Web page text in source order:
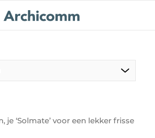
be-FR
je ‘Solmate’ voor een lekker frisse